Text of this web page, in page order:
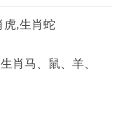
虎,生肖蛇
肖马、鼠、羊、